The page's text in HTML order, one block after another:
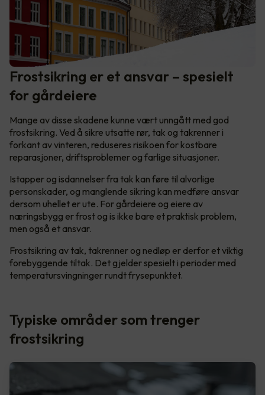
Frostsikring er et ansvar – spesielt
for gårdeiere
Mange av disse skadene kunne vært unngått med god
frostsikring. Ved å sikre utsatte rør, tak og takrenner i
forkant av vinteren, reduseres risikoen for kostbare
reparasjoner, driftsproblemer og farlige situasjoner.
Istapper og isdannelser fra tak kan føre til alvorlige
personskader, og manglende sikring kan medføre ansvar
dersom uhellet er ute. For gårdeiere og eiere av
næringsbygg er frost og is ikke bare et praktisk problem,
men også et ansvar.
Frostsikring av tak, takrenner og nedløp er derfor et viktig
forebyggende tiltak. Det gjelder spesielt i perioder med
temperatursvingninger rundt frysepunktet.
Typiske områder som trenger
frostsikring